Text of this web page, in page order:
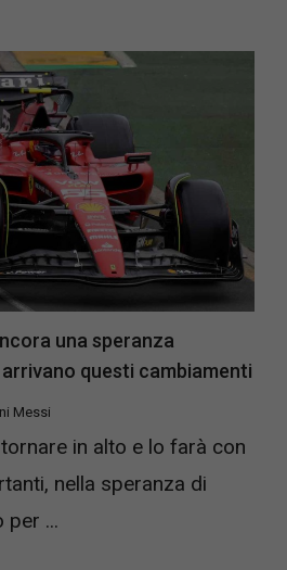
una speranza
questi cambiamenti
Messi
in alto e lo farà con
nella speranza di
per ...